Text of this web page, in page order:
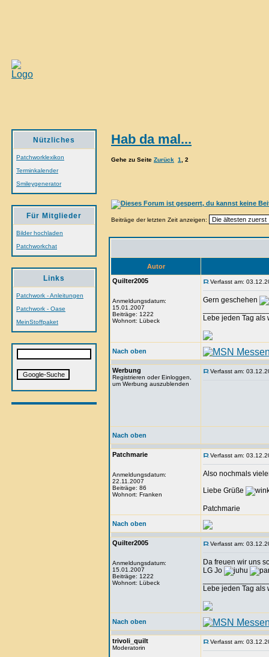
Nützliches
Patchworklexikon
Terminkalender
Smileygenerator
Für Mitglieder
Bilder hochladen
Patchworkchat
Links
Patchwork - Anleitungen
Patchwork - Oase
MeinStoffpaket
Hab da mal...
Gehe zu Seite Zurück 1 2
Beiträge der letzten Zeit anzeigen:
Autor
Quilter2005
Anmeldungsdatum:
15.01.2007
Beiträge: 1222
Wohnort: Lübeck
Verfasst am:
Gern geschehen
Lebe jeden Tag als
Nach oben
Werbung
Registrieren oder Einloggen,
um Werbung auszublenden
Verfasst am:
Nach oben
Patchmarie
Anmeldungsdatum:
22.11.2007
Beiträge: 86
Wohnort: Franken
Verfasst am:
Also nochmals
Liebe Grüße
Patchmarie
Nach oben
Quilter2005
Anmeldungsdatum:
15.01.2007
Beiträge: 1222
Wohnort: Lübeck
Verfasst am:
Da freuen wir uns
LG Jo
Lebe jeden Tag als
Nach oben
trivoli_quilt
Moderatorin
Verfasst am: